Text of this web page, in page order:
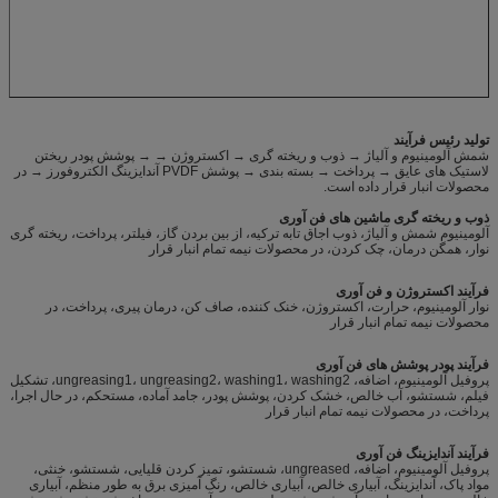
تولید رئیس فرآیند
شمش آلومینیوم و آلیاژ → ذوب و ریخته گری → اکستروژن → → پوشش پودر ریختن
لاستیک های عایق → پرداخت → بسته بندی → پوشش PVDF آندایزینگ الکتروفورز → در
محصولات انبار قرار داده است.
ذوب و ریخته گری ماشین های فن آوری
آلومینیوم شمش و آلیاژ، ذوب اجاق تابه ترکیه، از بین بردن گاز، فیلتر، پرداخت، ریخته گری
نوار، همگن درمان، چک کردن، در محصولات نیمه تمام انبار قرار
فرآیند اکستروژن و فن آوری
نوار آلومینیوم، حرارت، اکستروژن، خنک کننده، صاف کن، درمان پیری، پرداخت، در
محصولات نیمه تمام انبار قرار
فرآیند پودر پوشش های فن آوری
پروفیل آلومینیوم، اضافه، ungreasing1، ungreasing2، washing1، washing2، تشکیل
فیلم، شستشو، آب خالص، خشک کردن، پوشش پودر، جامد آماده، مستحکم، در حال اجرا،
پرداخت، در محصولات نیمه تمام انبار قرار
فرآیند آندایزینگ فن آوری
پروفیل آلومینیوم، اضافه، ungreased، شستشو، تمیز کردن قلیایی، شستشو، خنثی،
مواد پاک، آندایزینگ، آبیاری خالص، آبیاری خالص، رنگ آمیزی برق به طور منظم، آبیاری